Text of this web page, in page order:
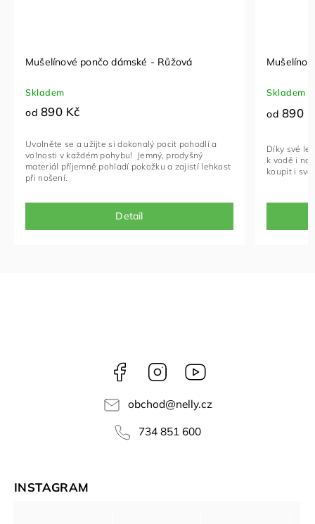
Mušelínové pončo dámské - Růžová
Skladem
od 890 Kč
Detail
Uvolněte se a užijte si dokonalý pocit pohodlí a
volnosti v každém pohybu! Jemný, prodyšný
materiál příjemně pohladí pokožku a zajistí lehkost
při nošení.
Skladem
od 890
Díky své
k vodě i na
koupit i
Facebook Instagram
obchod@nelly.cz
734 851 600
INSTAGRAM